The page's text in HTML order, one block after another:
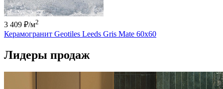
3 409 ₽/м2
Керамогранит Geotiles Leeds Gris Mate 60x60
Лидеры продаж